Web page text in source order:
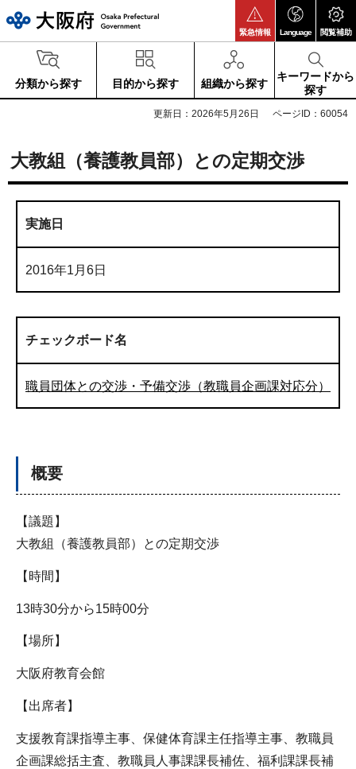
緊急情報 Language 閲覧補助
分類から探す 目的から探す 組織から探す
キーワードから
探す
更新日：2026年5月26日 ページID：60054
大教組（養護教員部）との定期交渉
実施日
2016年1月6日
チェックボード名
職員団体との交渉・予備交渉（教職員企画課対応分）
概要
【議題】
大教組（養護教員部）との定期交渉
【時間】
13時30分から15時00分
【場所】
大阪府教育会館
【出席者】
支援教育課指導主事、保健体育課主任指導主事、教職員
企画課総括主査、教職員人事課課長補佐、福利課課長補